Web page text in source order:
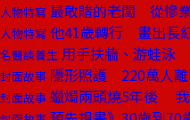
人物特寫 最敢賭的老闆 從慘
人物特寫 他41歲轉行 畫出長
名醫談養生 用手扶牆、游蛙泳
封面故事 隱形照護 220萬人
封面故事 蠟燭兩頭燒5年後